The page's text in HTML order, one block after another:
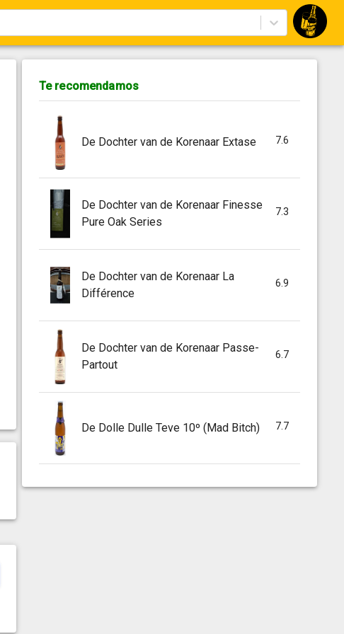
Te recomendamos
De Dochter van de Korenaar Extase 7.6
De Dochter van de Korenaar Finesse
Pure Oak Series
7.3
De Dochter van de Korenaar La
Différence
6.9
De Dochter van de Korenaar Passe-
Partout
6.7
De Dolle Dulle Teve 10º (Mad Bitch) 7.7